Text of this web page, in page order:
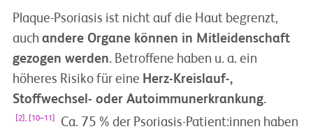
Plaque-Psoriasis ist nicht auf die Haut begrenzt,
auch andere Organe können in Mitleidenschaft
gezogen werden.Betroffene haben u. a. ein
höheres Risiko für eine Herz-Kreislauf-,
Stoffwechsel- oder Autoimmunerkrankung.
[2], [10–11]
Ca. 75 % der Psoriasis-Patient:innen haben